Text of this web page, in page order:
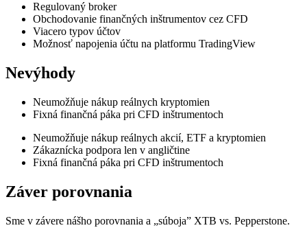
Regulovaný broker
Obchodovanie finančných inštrumentov cez CFD
Viacero typov účtov
Možnosť napojenia účtu na platformu TradingView
Nevýhody
Neumožňuje nákup reálnych kryptomien
Fixná finančná páka pri CFD inštrumentoch
Neumožňuje nákup reálnych akcií, ETF a kryptomien
Zákaznícka podpora len v angličtine
Fixná finančná páka pri CFD inštrumentoch
Záver porovnania
Sme v závere nášho porovnania a „súboja” XTB vs. Pepperstone.